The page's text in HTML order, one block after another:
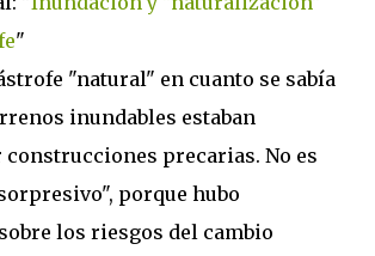
"
"natural" en cuanto se sabía
inundables estaban
precarias. No es
porque hubo
los riesgos del cambio